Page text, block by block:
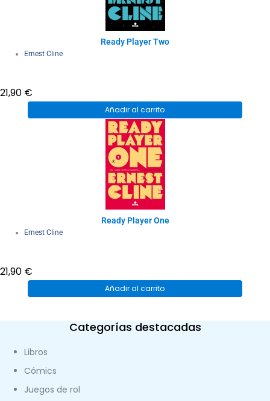
Ready Player Two
Ernest Cline
21,90 €
Añadir al carrito
Ready Player One
Ernest Cline
21,90 €
Añadir al carrito
Categorías destacadas
Libros
Cómics
Juegos de rol